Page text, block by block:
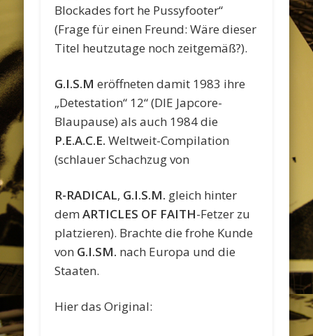
Blockades fort he Pussyfooter“
(Frage für einen Freund: Wäre dieser
Titel heutzutage noch zeitgemäß?).
G.I.S.M eröffneten damit 1983 ihre
„Detestation“ 12“ (DIE Japcore-
Blaupause) als auch 1984 die
P.E.A.C.E.Weltweit-Compilation
(schlauer Schachzug von
R-RADICAL, G.I.S.M. gleich hinter
demARTICLES OF FAITH-Fetzer zu
platzieren). Brachte die frohe Kunde
von G.I.SM. nach Europa und die
Staaten.
Hier das Original: